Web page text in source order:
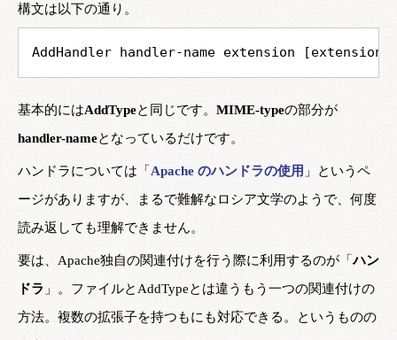
構文は以下の通り。
AddHandler handler-name extension [extension]
基本的にはAddTypeと同じです。 MIME-typeの部分が
handler-nameとなっているだけです。
ハンドラについては「 Apache のハンドラの使用 」というペ
ージがありますが、まるで難解なロシア文学のようで、何度
読み返しても理解できません。
要は、Apache独自の関連付けを行う際に利用するのが「ハン
ドラ 」。ファイルとAddTypeとは違うもう一つの関連付けの
方法。複数の拡張子を持つもにも対応できる。というものの